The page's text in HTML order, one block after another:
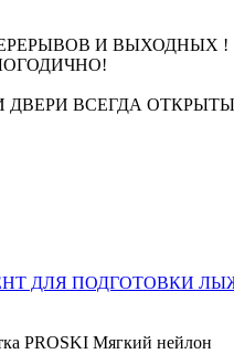
И ВЫХОДНЫХ !
ВСЕГДА
ДЛЯ ПОДГОТОВКИ
PROSKI Мягкий нейлон